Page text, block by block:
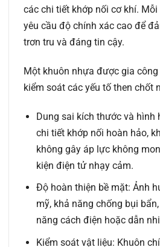
các chi tiết khớp nối cơ khí.
yêu cầu độ chính xác cao để
trơn tru và đáng tin cậy.
Một khuôn nhựa được gia
kiểm soát các yếu tố then chốt
Dung sai kích thước và hình
chi tiết khớp nối hoàn hảo,
không gây áp lực không
kiện điện tử nhạy cảm.
Độ hoàn thiện bề mặt: Ảnh
mỹ, khả năng chống bụi
năng cách điện hoặc dẫn
Kiểm soát vật liệu: Khuôn